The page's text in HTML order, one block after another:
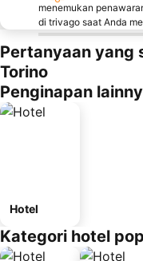
menemukan
di trivago saat Anda
Pertanyaan yang
Torino
Penginapan
Hotel
Kategori hotel